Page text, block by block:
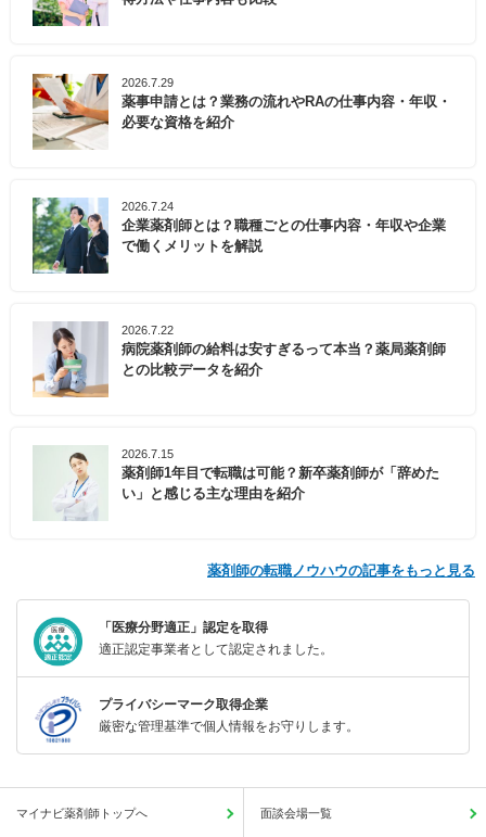
2026.7.29
薬事申請とは？業務の流れやRAの仕事内容・年収・
必要な資格を紹介
2026.7.24
企業薬剤師とは？職種ごとの仕事内容・年収や企業
で働くメリットを解説
2026.7.22
病院薬剤師の給料は安すぎるって本当？薬局薬剤師
との比較データを紹介
2026.7.15
薬剤師1年目で転職は可能？新卒薬剤師が「辞めた
い」と感じる主な理由を紹介
薬剤師の転職ノウハウの記事をもっと見る
「医療分野適正」認定を取得
適正認定事業者として認定されました。
プライバシーマーク取得企業
厳密な管理基準で個人情報をお守りします。
マイナビ薬剤師トップへ 面談会場一覧